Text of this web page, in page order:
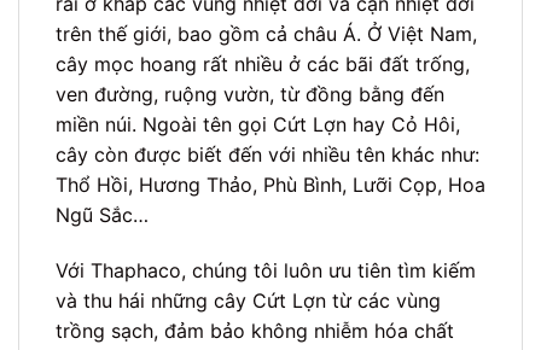
trên thế giới, bao gồm cả châu Á. Ở Việt Nam,
cây mọc hoang rất nhiều ở các bãi đất trống,
ven đường, ruộng vườn, từ đồng bằng đến
miền núi. Ngoài tên gọi Cứt Lợn hay Cỏ Hôi,
cây còn được biết đến với nhiều tên khác như:
Thổ Hồi, Hương Thảo, Phù Bình, Lưỡi Cọp, Hoa
Ngũ Sắc…
Với Thaphaco, chúng tôi luôn ưu tiên tìm kiếm
và thu hái những cây Cứt Lợn từ các vùng
trồng sạch, đảm bảo không nhiễm hóa chất